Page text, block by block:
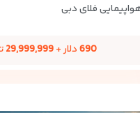
فلای دبی
690دلار +29,999,999